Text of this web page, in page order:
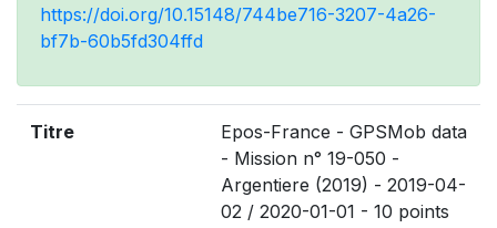
https://doi.org/10.15148/744be716-3207-4a26-
bf7b-60b5fd304ffd
Titre
Epos-France - GPSMob data
- Mission n° 19-050 -
Argentiere (2019) - 2019-04-
02 / 2020-01-01 - 10 points